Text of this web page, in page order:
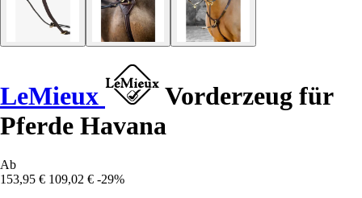
LeMieux
Vorderzeug für
Pferde Havana
Ab
153,95 € 109,02 € -29%